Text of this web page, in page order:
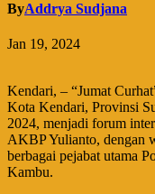
ByAddrya Sudjana
Jan 19, 2024
Kendari, – “Jumat
Kota Kendari, Provinsi
2024, menjadi forum
AKBP Yulianto, dengan
berbagai pejabat utama
Kambu.